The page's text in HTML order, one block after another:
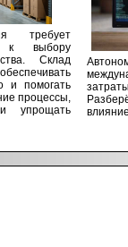
требует
к выбору
Склад
и помогать
процессы,
упрощать